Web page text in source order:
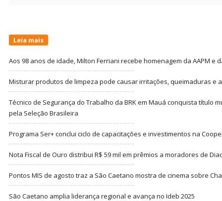
Leia mais
Aos 98 anos de idade, Milton Ferriani recebe homenagem da AAPM e
Misturar produtos de limpeza pode causar irritações, queimaduras e
Técnico de Segurança do Trabalho da BRK em Mauá conquista título
pela Seleção Brasileira
Programa Ser+ conclui ciclo de capacitações e investimentos na
Nota Fiscal de Ouro distribui R$ 59 mil em prêmios a moradores de
Pontos MIS de agosto traz a São Caetano mostra de cinema sobre
São Caetano amplia liderança regional e avança no Ideb 2025